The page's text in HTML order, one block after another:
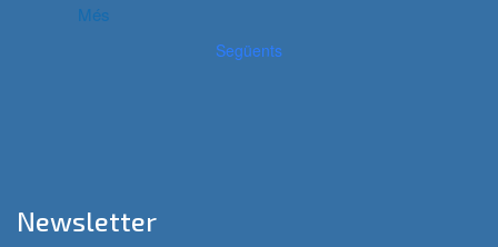
Més
Següents
Newsletter